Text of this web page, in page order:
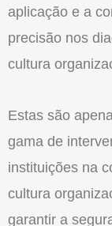
aplicação e a
precisão nos
cultura
Estas são
gama de
instituições na
cultura
garantir a